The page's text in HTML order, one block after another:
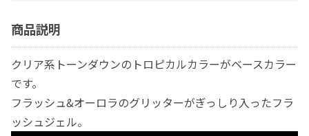
商品説明
クリア系トーンダウンのトロピカルカラーがベースカラー
です。
フラッシュ&オーロラのグリッターがぎっしり入ったフラ
ッシュジェル。